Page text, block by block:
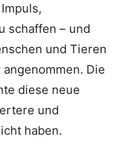
schaffen – und
und Tieren
Die
diese neue
und
haben.